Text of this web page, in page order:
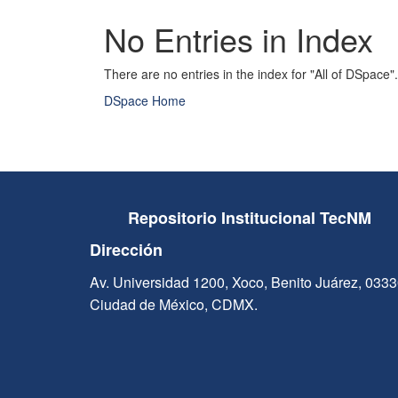
No Entries in Index
There are no entries in the index for "All of DSpace".
DSpace Home
Repositorio Institucional TecNM
Dirección
Av. Universidad 1200, Xoco, Benito Juárez,
Ciudad de México, CDMX.